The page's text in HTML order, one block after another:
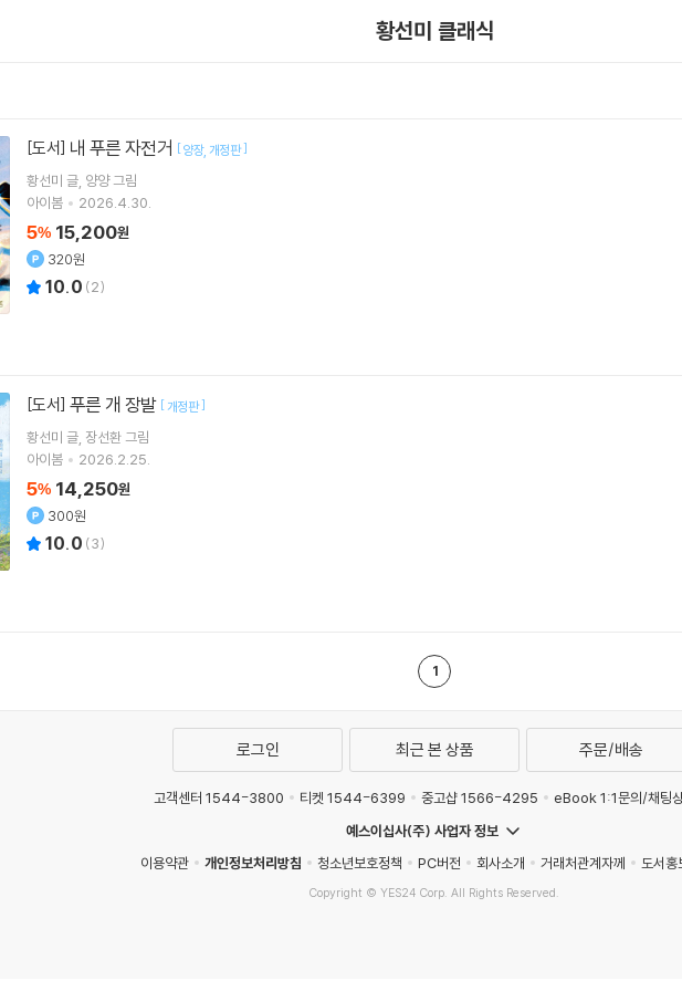
황선미 클래식
[도서] 내 푸른 자전거 [양장 개정판]
황선미 글 양양그림
아이봄
2026.4.30.
5% 15,200원
320원
10.0 (2)
[도서] 푸른 개 장발 [개정판]
황선미 글 장선환그림
아이봄
2026.2.25.
5% 14,250원
300원
10.0 (3)
1
로그인 최근 본 상품 주문/배송
고객센터 1544-3800 티켓 1544-6399 중고샵 1566-4295
eBook 1:1문의/채팅
예스이십사(주) 사업자 정보
이용약관
개인정보처리방침 청소년보호정책 PC버전 회사소개 거래처관계자께 도서홍
Copyright © YES24 Corp. All Rights Reserved.